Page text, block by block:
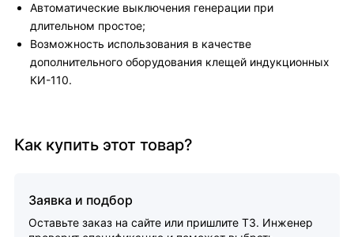
Автоматические выключения генерации при
длительном простое;
Возможность использования в качестве
дополнительного оборудования клещей индукционных
КИ-110.
Как купить этот товар?
Заявка и подбор
Оставьте заказ на сайте или пришлите ТЗ. Инженер